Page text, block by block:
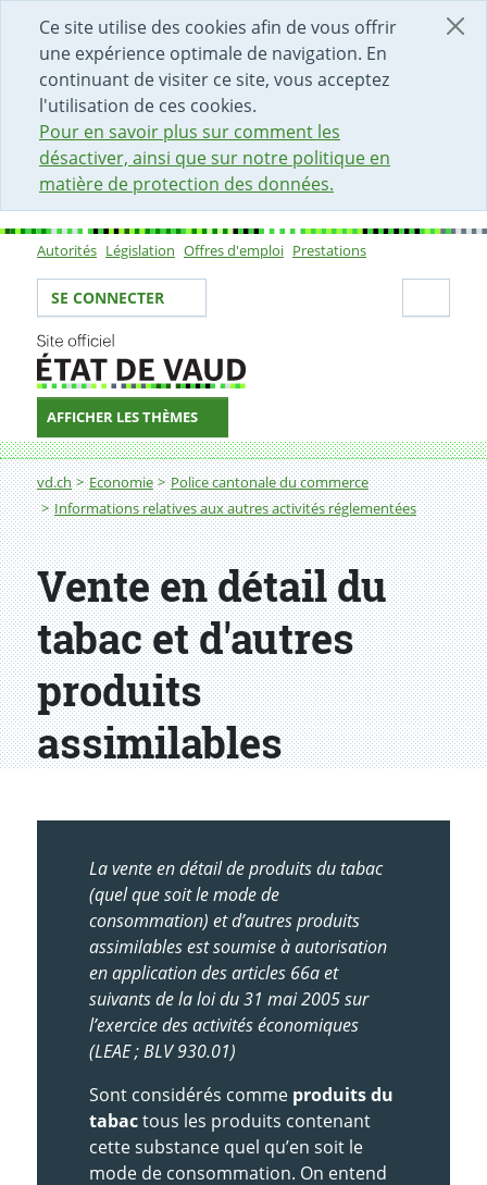
Ce site utilise des cookies afin de vous offrir
une expérience optimale de navigation. En
continuant de visiter ce site, vous acceptez
l'utilisation de ces cookies.
Pour en savoir plus sur comment les
désactiver, ainsi que sur notre politique en
matière de protection des données.
DÉBUT DU CONTENU DE LA PAGE
ACCÈS AU CHAMP DE RECHERCHE
PAGE D'ACCUEIL
FORMULAIRE DE CONTACT
Sous-navigation
Autorités Législation Offres d'emploi Prestations
Votre identité
SE CONNECTER
AFFICHER LES THÈMES
Fil d'Ariane
vd.ch Economie
Police cantonale du commerce
Informations relatives aux autres activités réglementées
Vente en détail du tabac et d'autres produits
Vente en détail du
tabac et d'autres
produits
assimilables
La vente en détail de produits du tabac
(quel que soit le mode de
consommation) et d’autres produits
assimilables est soumise à autorisation
en application des articles 66a et
suivants de la loi du 31 mai 2005 sur
l’exercice des activités économiques
(LEAE ; BLV 930.01)
Sont considérés comme produits du
tabactous les produits contenant
cette substance quel qu’en soit le
mode de consommation. On entend